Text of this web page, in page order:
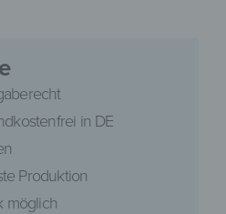
in DE
Produktion
möglich